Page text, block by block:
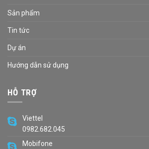
Sản phẩm
Tin tức
Dự án
Hướng dẫn sử dụng
HỖ TRỢ
Viettel
0982.682.045
Mobifone